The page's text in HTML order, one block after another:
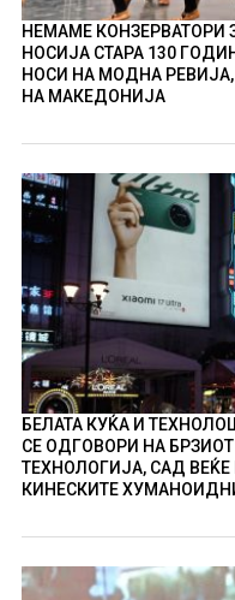
НЕМАМЕ КОНЗЕРВАТОРИ
НОСИЈА СТАРА 130
НОСИ НА МОДНА
НА МАКЕДОНИЈА
БЕЛАТА КУЌА И
СЕ ОДГОВОРИ НА
ТЕХНОЛОГИЈА, САД
КИНЕСКИТЕ